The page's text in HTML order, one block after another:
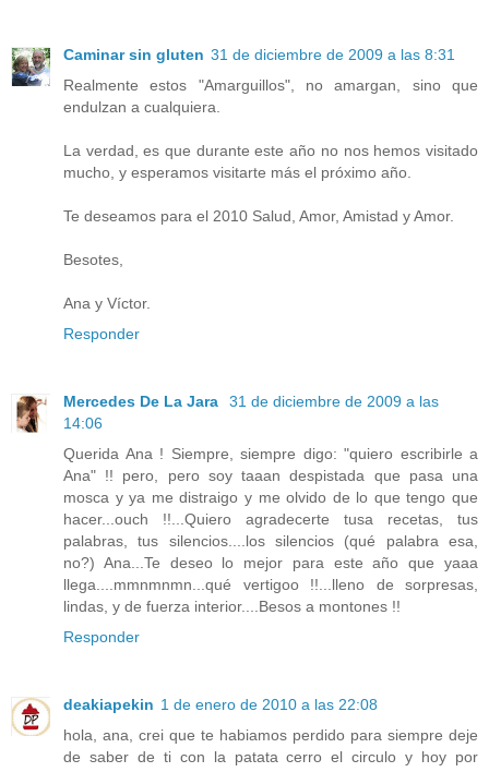
Caminar sin gluten 31 de diciembre de 2009 a las 8:31
Realmente estos "Amarguillos", no amargan, sino que
endulzan a cualquiera.
La verdad, es que durante este año no nos hemos visitado
mucho, y esperamos visitarte más el próximo año.
Te deseamos para el 2010 Salud, Amor, Amistad y Amor.
Besotes,
Ana y Víctor.
Responder
Mercedes De La Jara
31 de diciembre de 2009 a las
14:06
Querida Ana ! Siempre, siempre digo: "quiero escribirle a
Ana" !! pero, pero soy taaan despistada que pasa una
mosca y ya me distraigo y me olvido de lo que tengo que
hacer...ouch !!...Quiero agradecerte tusa recetas, tus
palabras, tus silencios....los silencios (qué palabra esa,
no?) Ana...Te deseo lo mejor para este año que yaaa
llega....mmnmnmn...qué vertigoo !!...lleno de sorpresas,
lindas, y de fuerza interior....Besos a montones !!
Responder
deakiapekin 1 de enero de 2010 a las 22:08
hola, ana, crei que te habiamos perdido para siempre deje
de saber de ti con la patata cerro el circulo y hoy por